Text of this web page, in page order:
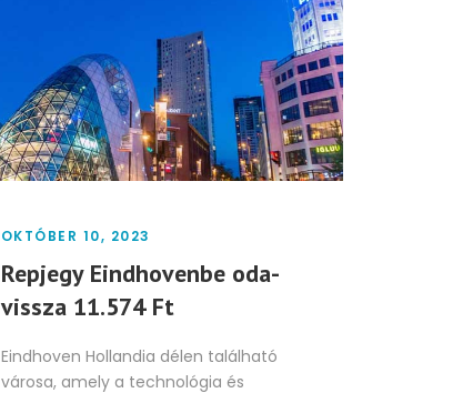
OKTÓBER 10, 2023
Repjegy Eindhovenbe oda-
vissza 11.574 Ft
Eindhoven Hollandia délen található
városa, amely a technológia és